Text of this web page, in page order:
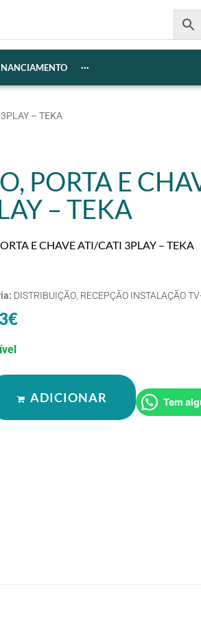
···
– TEKA
PORTA E
– TEKA
E CHAVE ATI/CATI 3PLAY – TEKA
DISTRIBUIÇÃO RECEPÇÃO INSTALAÇÃO
€
ADICIONAR Tem